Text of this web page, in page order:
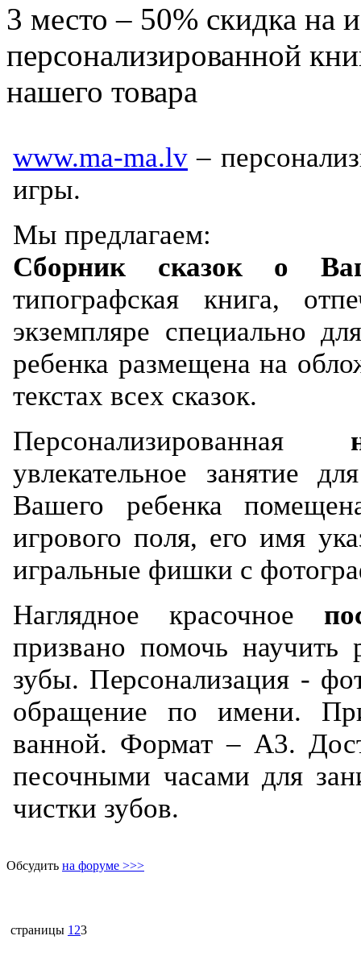
3 место – 50% скидка на
персонализированной
нашего товара
www.ma-ma.lv –
игры.
Мы предлагаем:
Сборник сказок о
типографская книга,
экземпляре специально
ребенка размещена на
текстах всех сказок.
Персонализированная
увлекательное занятие
Вашего ребенка
игрового поля, его имя
игральные фишки с
Наглядное красочное
призвано помочь научить
зубы. Персонализация -
обращение по имени.
ванной. Формат – А3.
песочными часами для
чистки зубов.
Обсудить на форуме >>>
страницы 1 23